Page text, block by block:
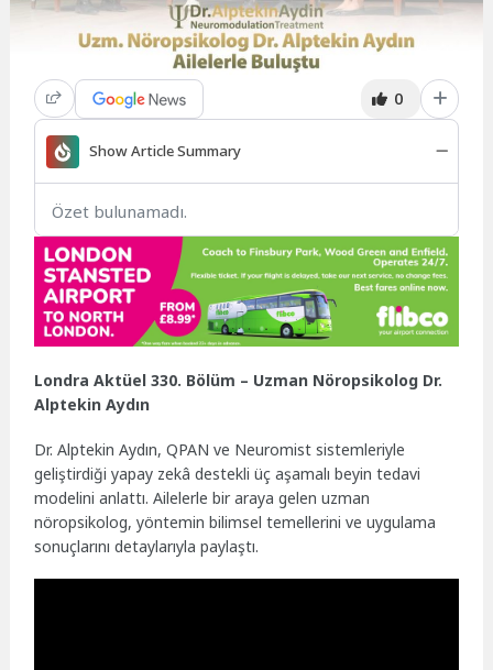
0
Show Article Summary
Özet bulunamadı.
Londra Aktüel 330. Bölüm – Uzman Nöropsikolog Dr.
Alptekin Aydın
Dr. Alptekin Aydın, QPAN ve Neuromist sistemleriyle
geliştirdiği yapay zekâ destekli üç aşamalı beyin tedavi
modelini anlattı. Ailelerle bir araya gelen uzman
nöropsikolog, yöntemin bilimsel temellerini ve uygulama
sonuçlarını detaylarıyla paylaştı.